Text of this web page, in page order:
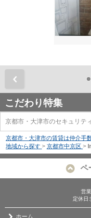
こだわり特集
京都市・大津市のセキュリテ
京都市・大津市の賃貸は仲介手
地域から探す > 京都市中京区 >
ペ
営
定休日: